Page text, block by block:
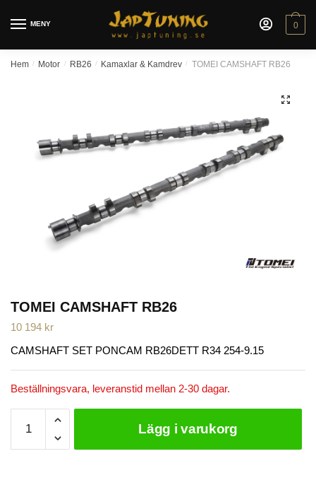
MENY 0
Hem / Motor / RB26 / Kamaxlar & Kamdrev / TOMEI CAMSHAFT RB26
🔍
TOMEI CAMSHAFT RB26
10 194 kr
CAMSHAFT SET PONCAM RB26DETT R34 254-9.15
Beställningsvara, leveranstid mellan 2-30 dagar.
CAMSHAFT
RB26
Lägg i varukorg